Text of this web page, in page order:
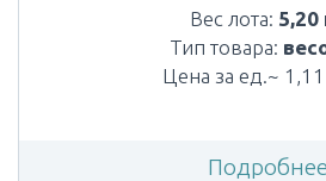
Вес лота: 5,20
Тип товара:
Цена за ед.~
Подробнее